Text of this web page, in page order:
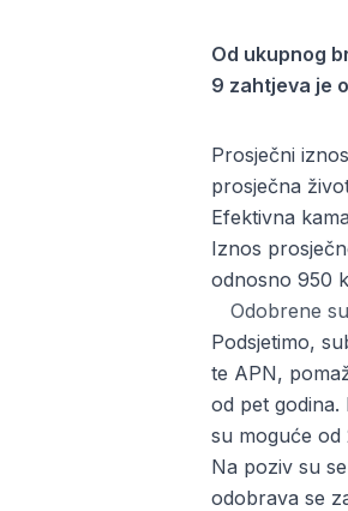
Od ukupnog
9 zahtjeva je
Prosječni
prosječna
Efektivna
Iznos
odnosno 950
Odobrene
Podsjetimo,
te APN,
od pet godina.
su moguće od
Na poziv su
odobrava se